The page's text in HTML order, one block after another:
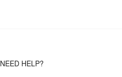
NEED HELP?